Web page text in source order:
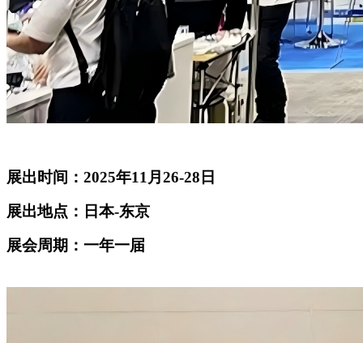
展出时间：2025年11月26-28日
展出地点：日本-东京
展会周期：一年一届